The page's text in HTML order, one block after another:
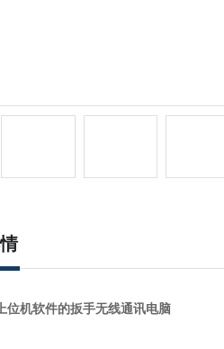
位机软件的扳手无线通讯电脑